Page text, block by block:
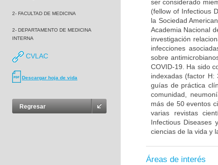
2- FACULTAD DE MEDICINA
2- DEPARTAMENTO DE MEDICINA
INTERNA
CVLAC
Descargar hoja de vida
Regresar
ser considerado
(fellow of Infectious
la Sociedad
Academia Nacional
investigación
infecciones
sobre
COVID-19. Ha sido
indexadas (factor
guías de práctica
comunidad,
más de 50 eventos
varias revistas
Infectious Diseases
ciencias de la vida y
Áreas de interés